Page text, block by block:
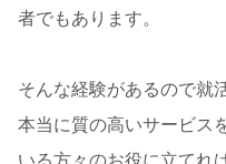
者でもあります。
そんな経験があるので就
本当に質の高いサービス
いる方々のお役に立てれ